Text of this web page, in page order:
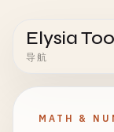
Elysia
导航
MATH &